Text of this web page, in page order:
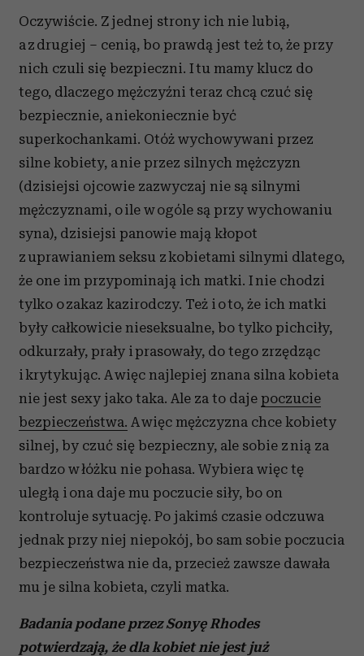
Oczywiście. Z jednej strony ich nie lubią,
a z drugiej – cenią, bo prawdą jest też to, że przy
nich czuli się bezpieczni. I tu mamy klucz do
tego, dlaczego mężczyźni teraz chcą czuć się
bezpiecznie, a niekoniecznie być
superkochankami. Otóż wychowywani przez
silne kobiety, a nie przez silnych mężczyzn
(dzisiejsi ojcowie zazwyczaj nie są silnymi
mężczyznami, o ile w ogóle są przy wychowaniu
syna), dzisiejsi panowie mają kłopot
z uprawianiem seksu z kobietami silnymi dlatego,
że one im przypominają ich matki. I nie chodzi
tylko o zakaz kazirodczy. Też i o to, że ich matki
były całkowicie nieseksualne, bo tylko pichciły,
odkurzały, prały i prasowały, do tego zrzędząc
i krytykując. A więc najlepiej znana silna kobieta
nie jest sexy jako taka. Ale za to daje poczucie
bezpieczeństwa. A więc mężczyzna chce kobiety
silnej, by czuć się bezpieczny, ale sobie z nią za
bardzo w łóżku nie pohasa. Wybiera więc tę
uległą i ona daje mu poczucie siły, bo on
kontroluje sytuację. Po jakimś czasie odczuwa
jednak przy niej niepokój, bo sam sobie poczucia
bezpieczeństwa nie da, przecież zawsze dawała
mu je silna kobieta, czyli matka.
Badania podane przez Sonyę Rhodes
potwierdzają, że dla kobiet nie jest już